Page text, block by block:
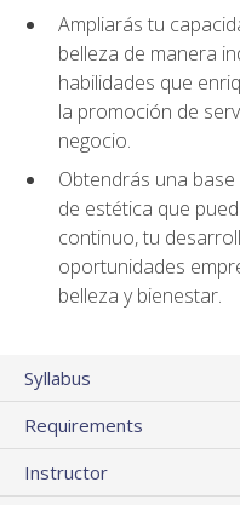
Ampliarás tu
belleza de manera
habilidades que
la promoción de
negocio.
Obtendrás una
de estética que
continuo, tu
oportunidades
belleza y bienestar.
Syllabus
Requirements
Instructor